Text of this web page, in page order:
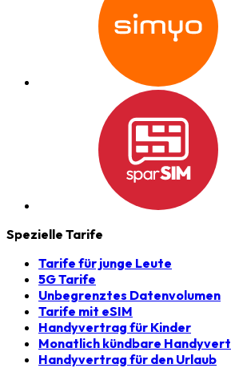
Spezielle Tarife
Tarife für junge Leute
5G Tarife
Unbegrenztes Datenvolumen
Tarife mit eSIM
Handyvertrag für Kinder
Monatlich kündbare
Handyvertrag für den Urlaub